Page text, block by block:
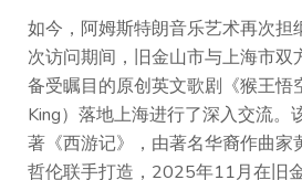
如今，阿姆斯特朗音乐艺术再次担
次访问期间，旧金山市与上海市双
备受瞩目的原创英文歌剧《猴王悟
King）落地上海进行了深入交流。
著《西游记》，由著名华裔作曲家
哲伦联手打造，2025年11月在旧